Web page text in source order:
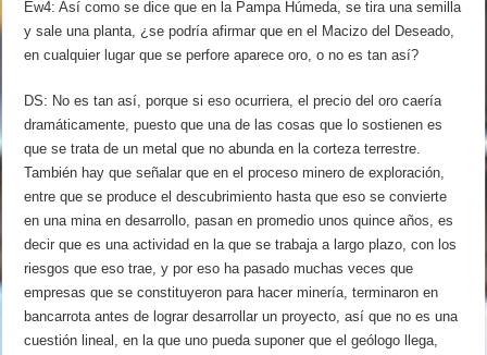
Ew4: Así como se dice que en la Pampa Húmeda, se tira una semilla
y sale una planta, ¿se podría afirmar que en el Macizo del Deseado,
en cualquier lugar que se perfore aparece oro, o no es tan así?
DS: No es tan así, porque si eso ocurriera, el precio del oro caería
dramáticamente, puesto que una de las cosas que lo sostienen es
que se trata de un metal que no abunda en la corteza terrestre.
También hay que señalar que en el proceso minero de exploración,
entre que se produce el descubrimiento hasta que eso se convierte
en una mina en desarrollo, pasan en promedio unos quince años, es
decir que es una actividad en la que se trabaja a largo plazo, con los
riesgos que eso trae, y por eso ha pasado muchas veces que
empresas que se constituyeron para hacer minería, terminaron en
bancarrota antes de lograr desarrollar un proyecto, así que no es una
cuestión lineal, en la que uno pueda suponer que el geólogo llega,